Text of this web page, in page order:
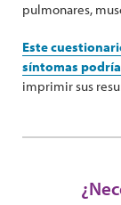
pulmonares,
Este
síntomas
imprimir sus